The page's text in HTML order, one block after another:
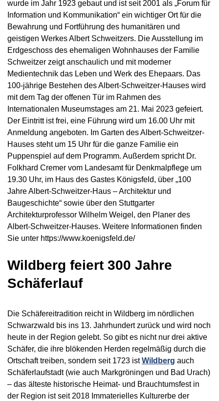
wurde im Jahr 1923 gebaut und ist seit 2001 als „Forum für
Information und Kommunikation“ ein wichtiger Ort für die
Bewahrung und Fortführung des humanitären und
geistigen Werkes Albert Schweitzers. Die Ausstellung im
Erdgeschoss des ehemaligen Wohnhauses der Familie
Schweitzer zeigt anschaulich und mit moderner
Medientechnik das Leben und Werk des Ehepaars. Das
100-jährige Bestehen des Albert-Schweitzer-Hauses wird
mit dem Tag der offenen Tür im Rahmen des
Internationalen Museumstages am 21. Mai 2023 gefeiert.
Der Eintritt ist frei, eine Führung wird um 16.00 Uhr mit
Anmeldung angeboten. Im Garten des Albert-Schweitzer-
Hauses steht um 15 Uhr für die ganze Familie ein
Puppenspiel auf dem Programm. Außerdem spricht Dr.
Folkhard Cremer vom Landesamt für Denkmalpflege um
19.30 Uhr, im Haus des Gastes Königsfeld, über „100
Jahre Albert-Schweitzer-Haus – Architektur und
Baugeschichte“ sowie über den Stuttgarter
Architekturprofessor Wilhelm Weigel, den Planer des
Albert-Schweitzer-Hauses. Weitere Informationen finden
Sie unter https://www.koenigsfeld.de/
Wildberg feiert 300 Jahre
Schäferlauf
Die Schäfereitradition reicht in Wildberg im nördlichen
Schwarzwald bis ins 13. Jahrhundert zurück und wird noch
heute in der Region gelebt. So gibt es nicht nur drei aktive
Schäfer, die ihre blökenden Herden regelmäßig durch die
Ortschaft treiben, sondern seit 1723 istWildberg auch
Schäferlaufstadt (wie auch Markgröningen und Bad Urach)
– das älteste historische Heimat- und Brauchtumsfest in
der Region ist seit 2018 Immaterielles Kulturerbe der